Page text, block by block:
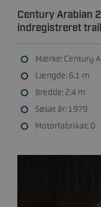
Century Arabian
indregistreret
Mærke: Century
Længde: 6.1 m
Bredde: 2.4 m
Søsat år: 1979
Motorfabrikat: 0